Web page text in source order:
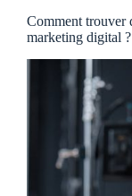
Comment trouver
marketing digital ?